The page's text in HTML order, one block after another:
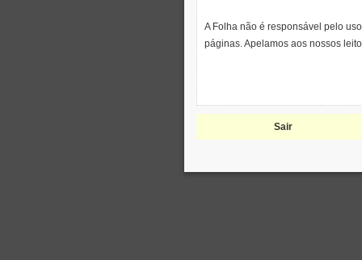
A Folha não é responsável pelo
páginas. Apelamos aos nossos
Sair